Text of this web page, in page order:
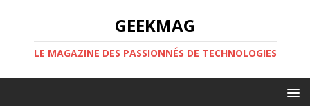
GEEKMAG
LE MAGAZINE DES PASSIONNÉS DE TECHNOLOGIES